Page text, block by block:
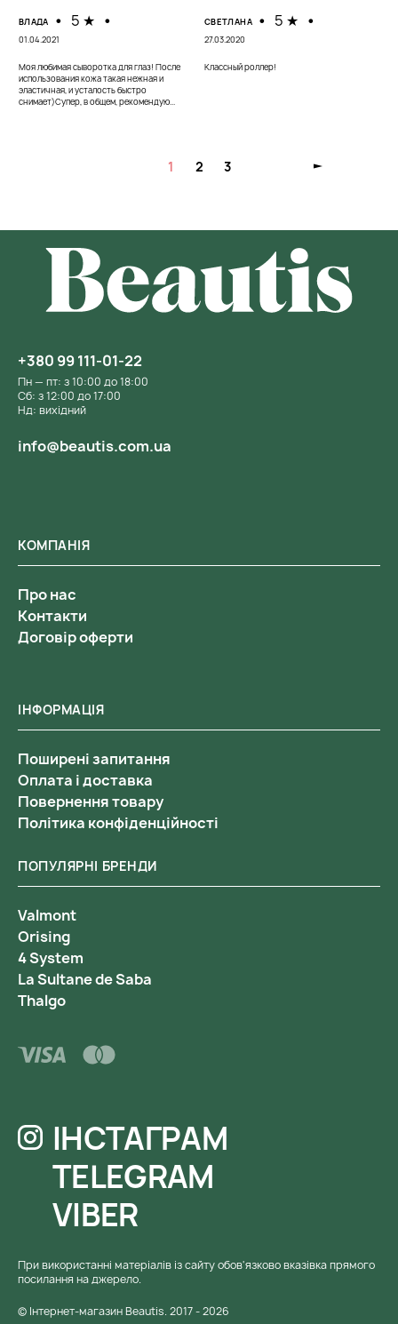
ВЛАДА • 5 ★ •
01.04.2021
Моя любимая сыворотка для глаз! После
использования кожа такая нежная и
эластичная, и усталость быстро
снимает)Супер, в общем, рекомендую...
СВЕТЛАНА • 5 ★ •
27.03.2020
Классный роллер!
1 2 3
ІНФОРМАЦІЯ
Поширені запитання
Оплата і доставка
Повернення товару
Політика конфіденційності
КОМПАНІЯ
Про нас
Контакти
Договір оферти
ПОПУЛЯРНІ БРЕНДИ
Valmont
Orising
4 System
La Sultane de Saba
Thalgo
+380 99 111-01-22
Пн — пт: з 10:00 до 18:00
Сб: з 12:00 до 17:00
Нд: вихідний
info@beautis.com.ua
ІНСТАГРАМ
TELEGRAM
VIBER
При використанні матеріалів із сайту обов'язково вказівка ​​прямого
посилання на джерело.
© Інтернет-магазин Beautis. 2017 - 2026